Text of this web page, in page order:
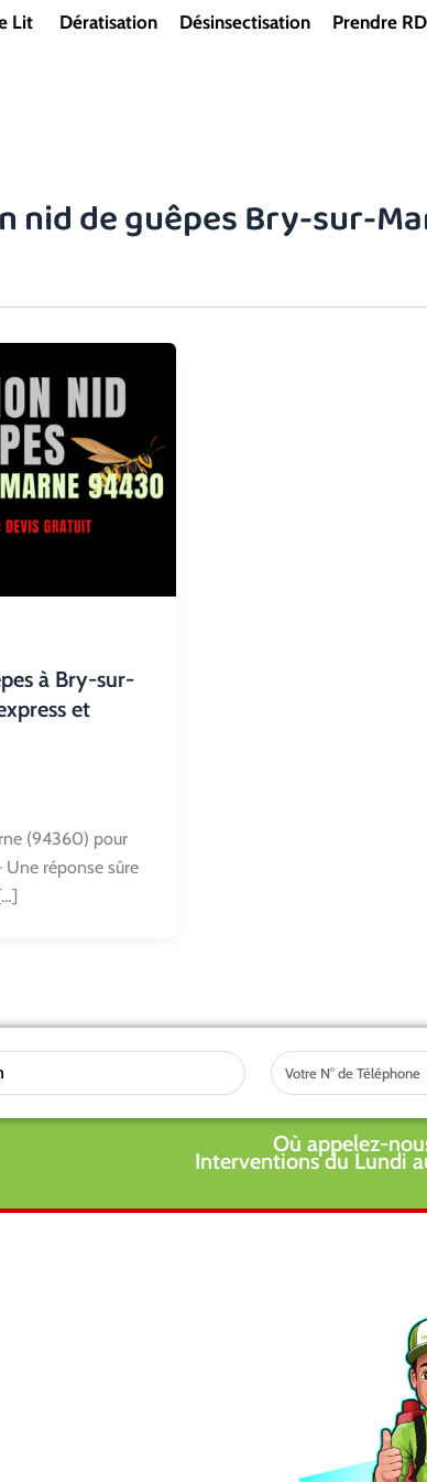
Lit Dératisation Désinsectisation Prendre
nid de guêpes Bry-sur-
à Bry-sur-
et
(94360) pour
Une réponse sûre
Tel
Où appelez-
Interventions du Lundi